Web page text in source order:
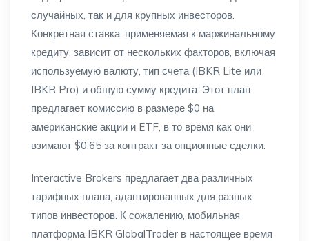
случайных, так и для крупных инвесторов.
Конкретная ставка, применяемая к маржинальному
кредиту, зависит от нескольких факторов, включая
используемую валюту, тип счета (IBKR Lite или
IBKR Pro) и общую сумму кредита. Этот план
предлагает комиссию в размере $0 на
американские акции и ETF, в то время как они
взимают $0.65 за контракт за опционные сделки.
Interactive Brokers предлагает два различных
тарифных плана, адаптированных для разных
типов инвесторов. К сожалению, мобильная
платформа IBKR GlobalTrader в настоящее время